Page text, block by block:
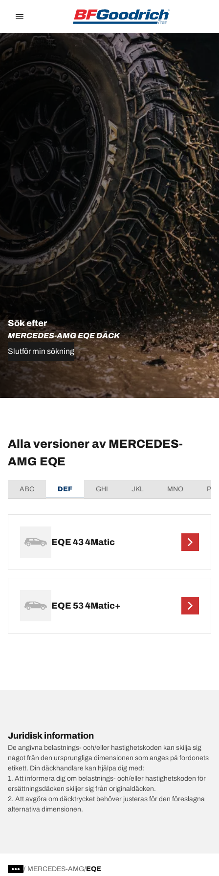
Sök efter
MERCEDES-AMG EQE DÄCK
Slutför min sökning
Alla versioner av MERCEDES-
AMG EQE
ABC DEF GHI JKL MNO
EQE 43 4Matic
EQE 53 4Matic+
Juridisk information
De angivna belastnings- och/eller hastighetskoden kan skilja sig
något från den ursprungliga dimensionen som anges på fordonets
etikett. Din däckhandlare kan hjälpa dig med:
1. Att informera dig om belastnings- och/eller hastighetskoden för
ersättningsdäcken skiljer sig från originaldäcken.
2. Att avgöra om däcktrycket behöver justeras för den föreslagna
alternativa dimensionen.
/ MERCEDES-AMG EQE